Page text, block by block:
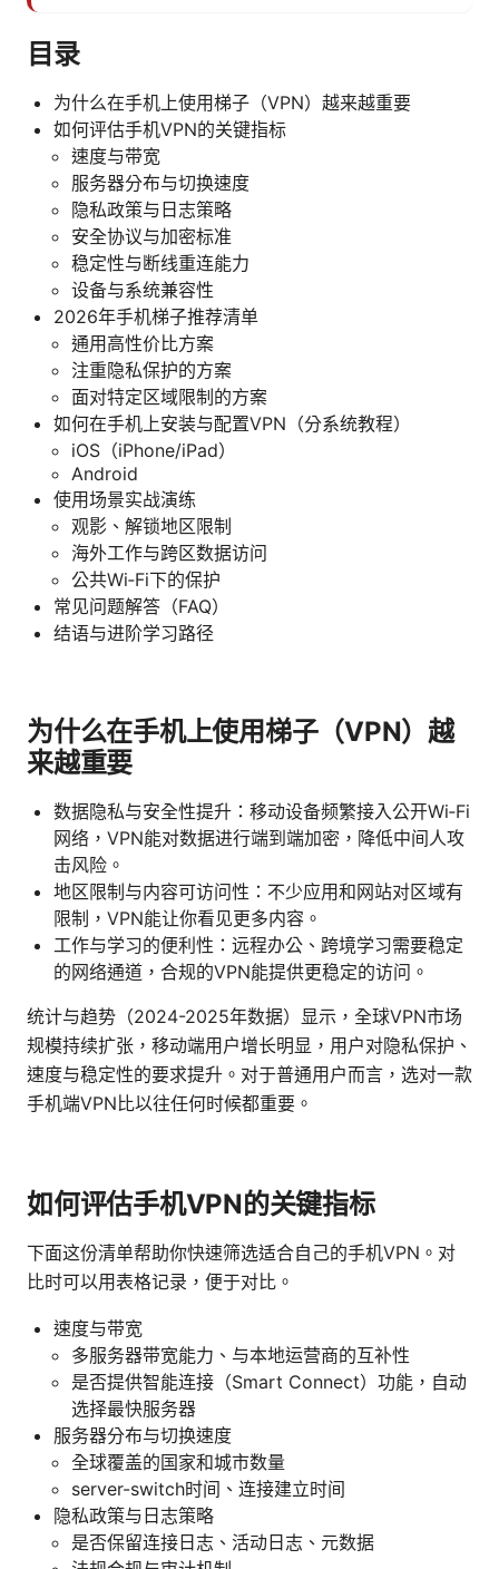
目录
为什么在手机上使用梯子（VPN）越来越重要
如何评估手机VPN的关键指标
速度与带宽
服务器分布与切换速度
隐私政策与日志策略
安全协议与加密标准
稳定性与断线重连能力
设备与系统兼容性
2026年手机梯子推荐清单
通用高性价比方案
注重隐私保护的方案
面对特定区域限制的方案
如何在手机上安装与配置VPN（分系统教程）
iOS（iPhone/iPad）
Android
使用场景实战演练
观影、解锁地区限制
海外工作与跨区数据访问
公共Wi‑Fi下的保护
常见问题解答（FAQ）
结语与进阶学习路径
为什么在手机上使用梯子（VPN）越
来越重要
数据隐私与安全性提升：移动设备频繁接入公开Wi‑Fi
网络，VPN能对数据进行端到端加密，降低中间人攻
击风险。
地区限制与内容可访问性：不少应用和网站对区域有
限制，VPN能让你看见更多内容。
工作与学习的便利性：远程办公、跨境学习需要稳定
的网络通道，合规的VPN能提供更稳定的访问。
统计与趋势（2024-2025年数据）显示，全球VPN市场
规模持续扩张，移动端用户增长明显，用户对隐私保护、
速度与稳定性的要求提升。对于普通用户而言，选对一款
手机端VPN比以往任何时候都重要。
如何评估手机VPN的关键指标
下面这份清单帮助你快速筛选适合自己的手机VPN。对
比时可以用表格记录，便于对比。
速度与带宽
多服务器带宽能力、与本地运营商的互补性
是否提供智能连接（Smart Connect）功能，自动
选择最快服务器
服务器分布与切换速度
全球覆盖的国家和城市数量
server-switch时间、连接建立时间
隐私政策与日志策略
是否保留连接日志、活动日志、元数据